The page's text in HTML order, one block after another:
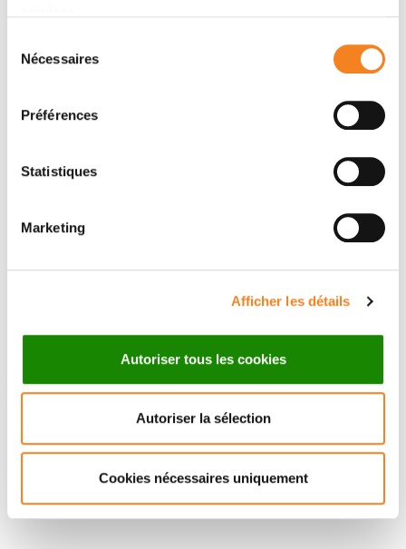
Nécessaires
Préférences
Statistiques
Marketing
Afficher les détails
Autoriser tous les cookies
Autoriser la sélection
Cookies nécessaires uniquement
MARTHIENS